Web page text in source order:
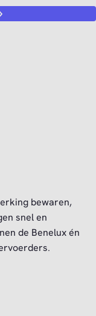
bewaren,
snel en
de Benelux én